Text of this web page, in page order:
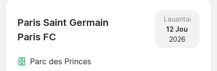
Paris Saint Germain
Paris FC
Lauantai
12 Jou
2026
Parc des Princes